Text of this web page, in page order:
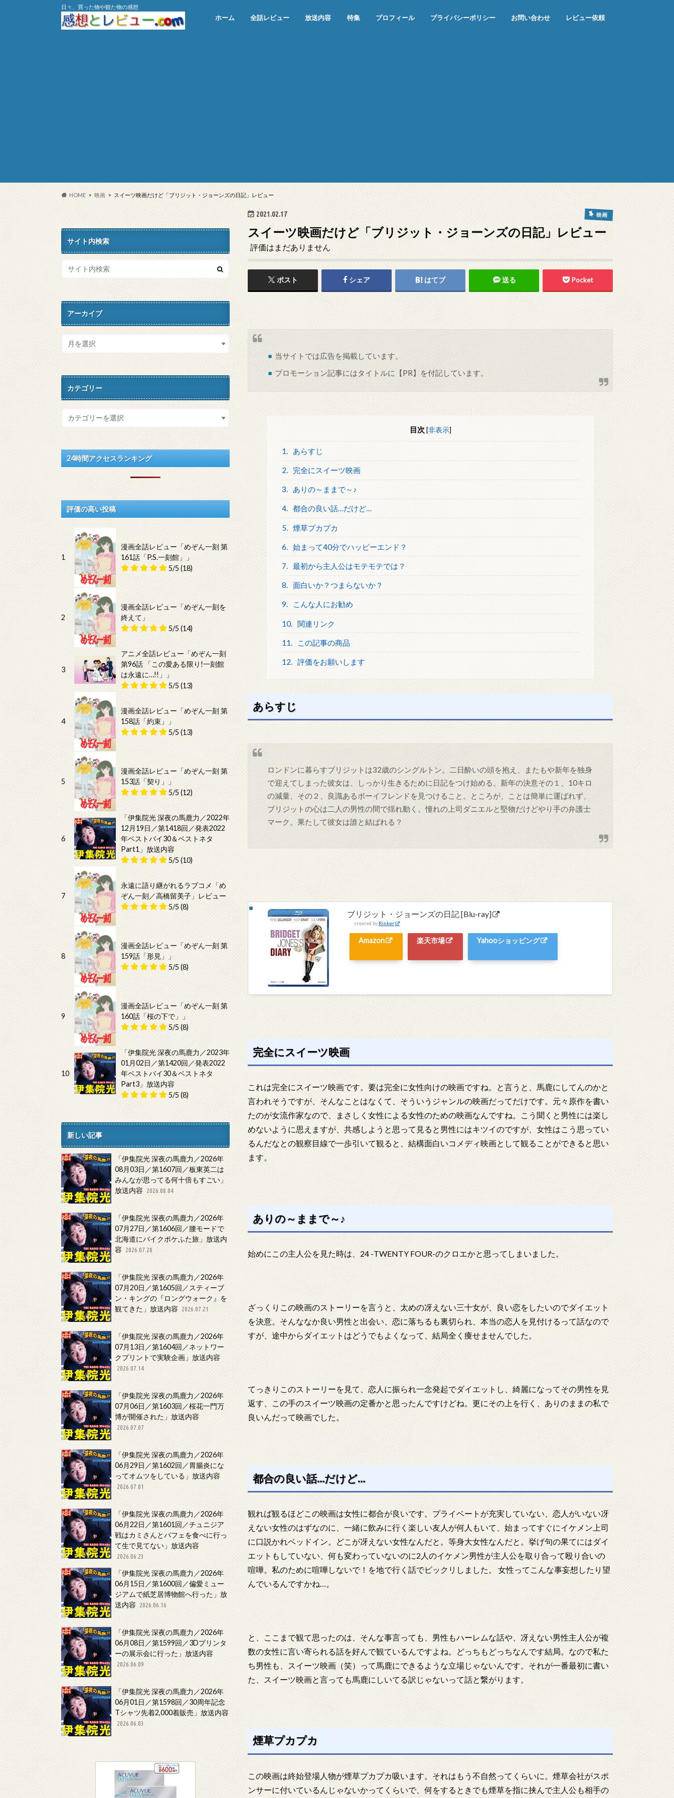
日々、買った物や観た物の感想
ホーム 全話レビュー 放送内容 特集 プロフィール プライバシーポリシー お問い合わせ レビュー依頼
HOME 映画 スイーツ映画だけど「ブリジット・ジョーンズの日記」レビュー
2021.02.17 映画
スイーツ映画だけど「ブリジット・ジョーンズの日記」レビュー
評価はまだありません
ポスト シェア はてブ 送る Pocket
当サイトでは広告を掲載しています。
プロモーション記事にはタイトルに【PR】を付記しています。
目次 [非表示]
1. あらすじ
2. 完全にスイーツ映画
3. ありの～ままで～♪
4. 都合の良い話…だけど…
5. 煙草プカプカ
6. 始まって40分でハッピーエンド？
7. 最初から主人公はモテモテでは？
8. 面白いか？つまらないか？
9. こんな人にお勧め
10. 関連リンク
11. この記事の商品
12. 評価をお願いします
あらすじ
ロンドンに暮らすブリジットは32歳のシングルトン。二日酔いの頭を抱え、またもや新年を独身
で迎えてしまった彼女は、しっかり生きるために日記をつけ始める。新年の決意その１、10キロ
の減量、その２、良識あるボーイフレンドを見つけること。ところが、ことは簡単に運ばれず、
ブリジットの心は二人の男性の間で揺れ動く。憧れの上司ダニエルと堅物だけどやり手の弁護士
マーク。果たして彼女は誰と結ばれる？
ブリジット・ジョーンズの日記 [Blu-ray]
created by Rinker
Amazon 楽天市場 Yahooショッピング
完全にスイーツ映画
これは完全にスイーツ映画です。要は完全に女性向けの映画ですね。と言うと、馬鹿にしてんのかと
言われそうですが、そんなことはなくて、そういうジャンルの映画だってだけです。元々原作を書い
たのが女流作家なので、まさしく女性による女性のための映画なんですね。こう聞くと男性には楽し
めないように思えますが、共感しようと思って見ると男性にはキツイのですが、女性はこう思ってい
るんだなとの観察目線で一歩引いて観ると、結構面白いコメディ映画として観ることができると思い
ます。
ありの～ままで～♪
始めにこの主人公を見た時は、24 -TWENTY FOUR-のクロエかと思ってしまいました。
ざっくりこの映画のストーリーを言うと、太めの冴えない三十女が、良い恋をしたいのでダイエット
を決意。そんななか良い男性と出会い、恋に落ちるも裏切られ、本当の恋人を見付けるって話なので
すが、途中からダイエットはどうでもよくなって、結局全く痩せませんでした。
てっきりこのストーリーを見て、恋人に振られ一念発起でダイエットし、綺麗になってその男性を見
返す、この手のスイーツ映画の定番かと思ったんですけどね。更にその上を行く、ありのままの私で
良いんだって映画でした。
都合の良い話…だけど…
観れば観るほどこの映画は女性に都合が良いです。プライベートが充実していない、恋人がいない冴
えない女性のはずなのに、一緒に飲みに行く楽しい友人が何人もいて、始まってすぐにイケメン上司
に口説かれベッドイン。どこが冴えない女性なんだと。等身大女性なんだと。挙げ句の果てにはダイ
エットもしていない、何も変わっていないのに2人のイケメン男性が主人公を取り合って殴り合いの
喧嘩。私のために喧嘩しないで！を地で行く話でビックリしました。 女性ってこんな事妄想したり望
んでいるんですかね…。
と、ここまで観て思ったのは、そんな事言っても、男性もハーレムな話や、冴えない男性主人公が複
数の女性に言い寄られる話を好んで観ているんですよね。どっちもどっちなんです結局。なので私た
ち男性も、スイーツ映画（笑）って馬鹿にできるような立場じゃないんです。それが一番最初に書い
た、スイーツ映画と言っても馬鹿にしいてる訳じゃないって話と繋がります。
煙草プカプカ
この映画は終始登場人物が煙草プカプカ吸います。それはもう不自然ってくらいに。煙草会社がスポ
ンサーに付いているんじゃないかってくらいで、何をするときでも煙草を指に挟んで主人公も相手の
サイト内検索
アーカイブ
カテゴリー
24時間アクセスランキング
評価の高い投稿
1
漫画全話レビュー「めぞん一刻 第
161話「P.S.一刻館」」
5/5 (18)
2
漫画全話レビュー「めぞん一刻を
終えて」
5/5 (14)
3
アニメ全話レビュー「めぞん一刻
第96話 「この愛ある限り!一刻館
は永遠に…!!」」
5/5 (13)
4
漫画全話レビュー「めぞん一刻 第
158話「約束」」
5/5 (13)
5
漫画全話レビュー「めぞん一刻 第
153話「契り」」
5/5 (12)
6
「伊集院光 深夜の馬鹿力／2022年
12月19日／第1418回／発表2022
年ベストバイ30＆ベストネタ
Part1」放送内容
5/5 (10)
7
永遠に語り継がれるラブコメ「め
ぞん一刻／高橋留美子」レビュー
5/5 (8)
8
漫画全話レビュー「めぞん一刻 第
159話「形見」」
5/5 (8)
9
漫画全話レビュー「めぞん一刻 第
160話「桜の下で」」
5/5 (8)
10
「伊集院光 深夜の馬鹿力／2023年
01月02日／第1420回／発表2022
年ベストバイ30＆ベストネタ
Part3」放送内容
5/5 (8)
新しい記事
「伊集院光 深夜の馬鹿力／2026年
08月03日／第1607回／板東英二は
みんなが思ってる何十倍もすごい」
放送内容
2026.08.04
「伊集院光 深夜の馬鹿力／2026年
07月27日／第1606回／腰モードで
北海道にバイクポケふた旅」放送内
容
2026.07.28
「伊集院光 深夜の馬鹿力／2026年
07月20日／第1605回／スティーブ
ン・キングの『ロングウォーク』を
観てきた」放送内容
2026.07.21
「伊集院光 深夜の馬鹿力／2026年
07月13日／第1604回／ネットワー
クプリントで実験企画」放送内容
2026.07.14
「伊集院光 深夜の馬鹿力／2026年
07月06日／第1603回／桜花一門万
博が開催された」放送内容
2026.07.07
「伊集院光 深夜の馬鹿力／2026年
06月29日／第1602回／胃腸炎にな
ってオムツをしている」放送内容
2026.07.01
「伊集院光 深夜の馬鹿力／2026年
06月22日／第1601回／チュニジア
戦はカミさんとパフェを食べに行っ
て生で見てない」放送内容
2026.06.23
「伊集院光 深夜の馬鹿力／2026年
06月15日／第1600回／偏愛ミュー
ジアムで紙芝居博物館へ行った」放
送内容
2026.06.16
「伊集院光 深夜の馬鹿力／2026年
06月08日／第1599回／3Dプリンタ
ーの展示会に行った」放送内容
2026.06.09
「伊集院光 深夜の馬鹿力／2026年
06月01日／第1598回／30周年記念
Tシャツ先着2,000着販売」放送内容
2026.06.03